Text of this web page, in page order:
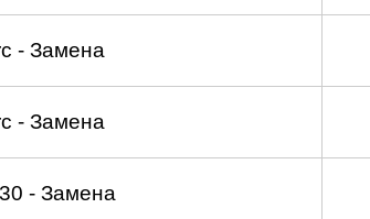
- Замена
- Замена
- Замена